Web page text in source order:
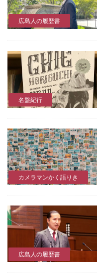
広島人の履歴書
名盤紀行
カメラマンかく語りき
広島人の履歴書